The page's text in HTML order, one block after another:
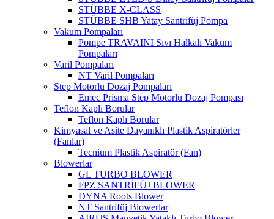
STÜBBE X-CLASS
STÜBBE SHB Yatay Santrifüj Pompa
Vakum Pompaları
Pompe TRAVAINI Sıvı Halkalı Vakum
Pompaları
Varil Pompaları
NT Varil Pompaları
Step Motorlu Dozaj Pompaları
Emec Prisma Step Motorlu Dozaj Pompası
Teflon Kaplı Borular
Teflon Kaplı Borular
Kimyasal ve Asite Dayanıklı Plastik Aspiratörler
(Fanlar)
Tecnium Plastik Aspiratör (Fan)
Blowerlar
GL TURBO BLOWER
FPZ SANTRİFÜJ BLOWER
DYNA Roots Blower
NT Santrifüj Blowerlar